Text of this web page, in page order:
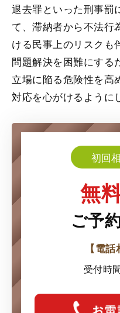
退去罪といった刑事罰
て、滞納者から不法行
ける民事上のリスクも
問題解決を困難にする
立場に陥る危険性を高
対応を心がけるように
初回
無
ご予
【電
受付時